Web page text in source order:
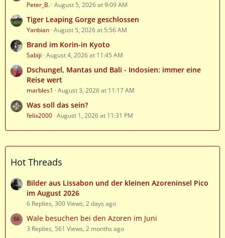
Peter_B. August 5, 2026 at 9:09 AM
Tiger Leaping Gorge geschlossen
Yanbian August 5, 2026 at 5:56 AM
Brand im Korin-in Kyoto
Sabiji August 4, 2026 at 11:45 AM
Dschungel, Mantas und Bali - Indosien: immer eine
Reise wert
marbles1 August 3, 2026 at 11:17 AM
Was soll das sein?
felix2000 August 1, 2026 at 11:31 PM
Hot Threads
Bilder aus Lissabon und der kleinen Azoreninsel Pico
im August 2026
6 Replies, 300 Views, 2 days ago
Wale besuchen bei den Azoren im Juni
3 Replies, 561 Views, 2 months ago